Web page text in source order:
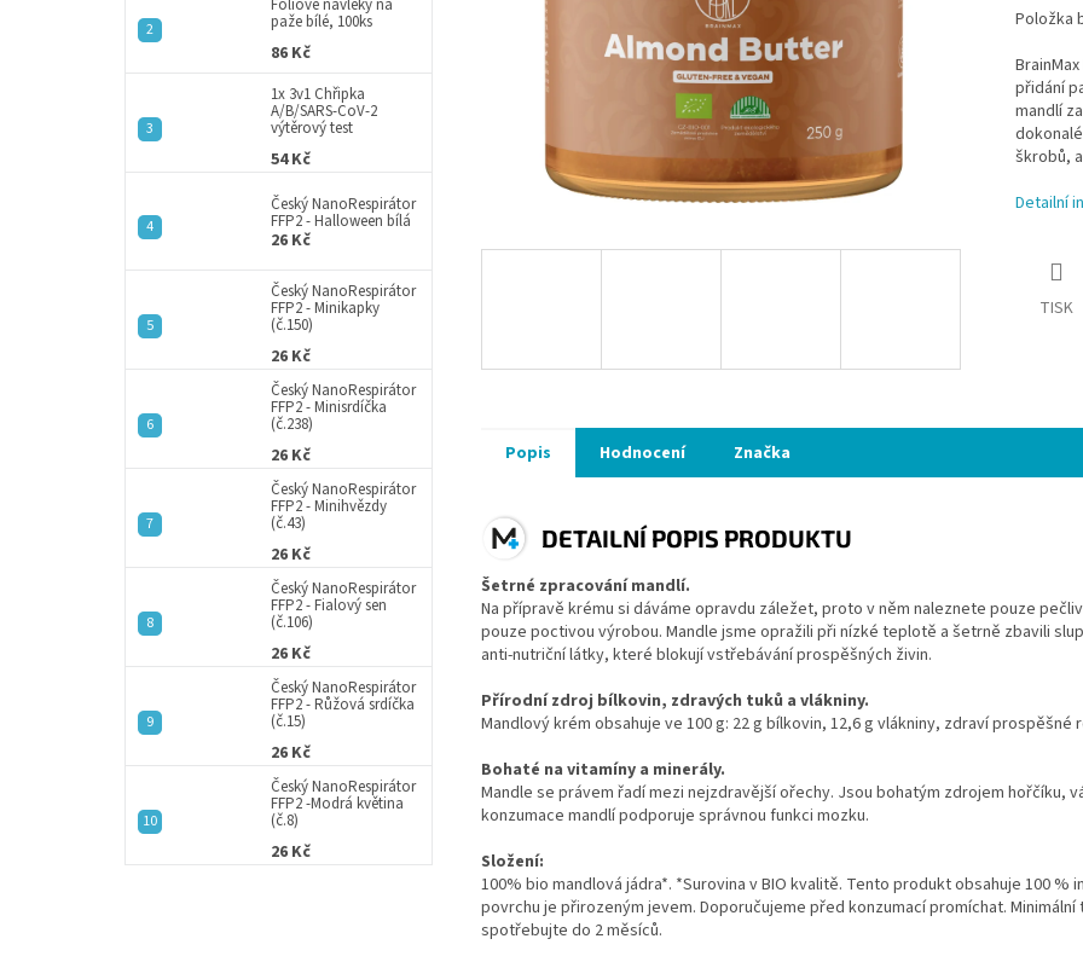
paže bílé, 100ks
86 Kč
1x 3v1 Chřipka
A/B/SARS-CoV-2
výtěrový test
54 Kč
Český NanoRespirátor
FFP2 - Halloween bílá
26 Kč
Český NanoRespirátor
FFP2 - Minikapky
(č.150)
26 Kč
Český NanoRespirátor
FFP2 - Minisrdíčka
(č.238)
26 Kč
Český NanoRespirátor
FFP2 - Minihvězdy
(č.43)
26 Kč
Český NanoRespirátor
FFP2 - Fialový sen
(č.106)
26 Kč
Český NanoRespirátor
FFP2 - Růžová srdíčka
(č.15)
26 Kč
Český NanoRespirátor
FFP2 -Modrá květina
(č.8)
26 Kč
Položka
přidání
mandlí
škrobů,
Detailní
TISK
Popis Hodnocení Značka
DETAILNÍ POPIS PRODUKTU
Šetrné zpracování mandlí.
Na přípravě krému si dáváme opravdu záležet, proto v něm naleznete pouze
pouze poctivou výrobou. Mandle jsme opražili při nízké teplotě a šetrně zbavili
anti-nutriční látky, které blokují vstřebávání prospěšných živin.
Přírodní zdroj bílkovin, zdravých tuků a vlákniny.
Mandlový krém obsahuje ve 100 g: 22 g bílkovin, 12,6 g vlákniny, zdraví
Bohaté na vitamíny a minerály.
Mandle se právem řadí mezi nejzdravější ořechy. Jsou bohatým zdrojem hořčíku,
konzumace mandlí podporuje správnou funkci mozku.
Složení:
100% bio mandlová jádra*. *Surovina v BIO kvalitě. Tento produkt obsahuje 100
povrchu je přirozeným jevem. Doporučujeme před konzumací promíchat.
spotřebujte do 2 měsíců.